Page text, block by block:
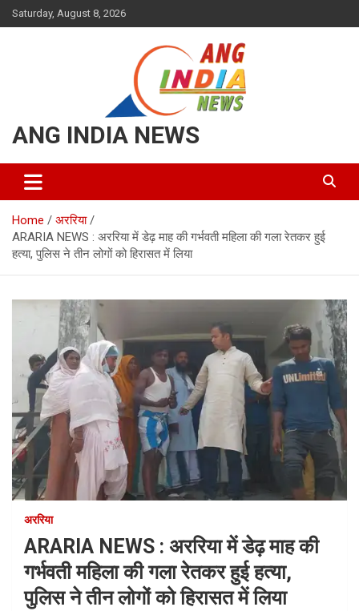
Skip
to
Saturday, August 8, 2026
ANG INDIA NEWS
Home
अररिया
ARARIA NEWS : अररिया में डेढ़ माह की गर्भवती महिला की गला रेतकर हुई
हत्या, पुलिस ने तीन लोगों को हिरासत में लिया
अररिया
ARARIA NEWS : अररिया में डेढ़ माह की
गर्भवती महिला की गला रेतकर हुई हत्या,
पुलिस ने तीन लोगों को हिरासत में लिया